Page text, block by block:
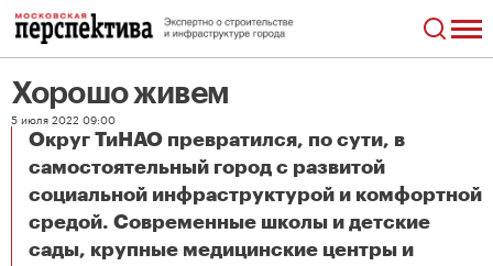
Хорошо живем
5 июля 2022 09:00
Округ ТиНАО превратился, по сути, в
самостоятельный город с развитой
социальной инфраструктурой и комфортной
средой. Современные школы и детские
сады, крупные медицинские центры и